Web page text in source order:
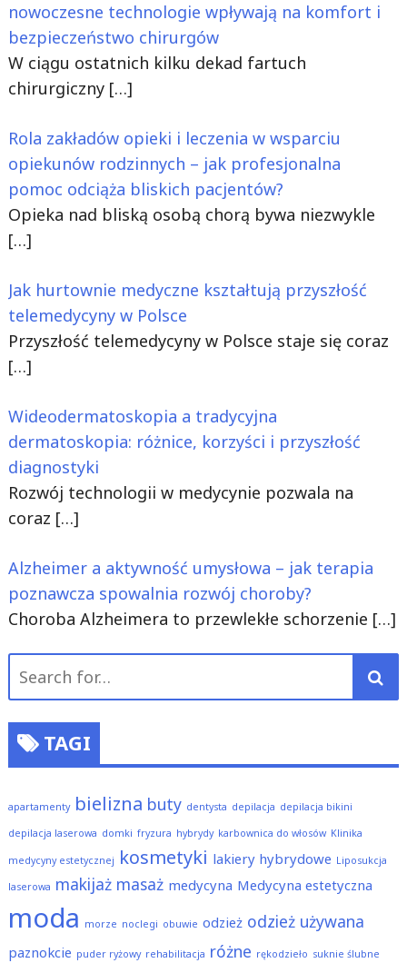
nowoczesne technologie wpływają na komfort i
bezpieczeństwo chirurgów
W ciągu ostatnich kilku dekad fartuch
chirurgiczny […]
Rola zakładów opieki i leczenia w wsparciu
opiekunów rodzinnych – jak profesjonalna
pomoc odciąża bliskich pacjentów?
Opieka nad bliską osobą chorą bywa niezwykle
[…]
Jak hurtownie medyczne kształtują przyszłość
telemedycyny w Polsce
Przyszłość telemedycyny w Polsce staje się coraz
[…]
Wideodermatoskopia a tradycyjna
dermatoskopia: różnice, korzyści i przyszłość
diagnostyki
Rozwój technologii w medycynie pozwala na
coraz […]
Alzheimer a aktywność umysłowa – jak terapia
poznawcza spowalnia rozwój choroby?
Choroba Alzheimera to przewlekłe schorzenie […]
for:
TAGI
apartamenty bielizna buty dentysta depilacja depilacja bikini
depilacja laserowa domki fryzura hybrydy karbownica do włosów Klinika
medycyny estetycznej kosmetyki lakiery hybrydowe Liposukcja
laserowa makijaż masaż medycyna Medycyna estetyczna
moda morze noclegi obuwie odzież odzież używana
paznokcie puder ryżowy rehabilitacja różne rękodzieło suknie ślubne